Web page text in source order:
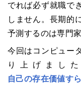
でれば必ず就職で
しません。長期的
予測するのは専門
今回はコンピュー
り上げまし
自己の存在価値す